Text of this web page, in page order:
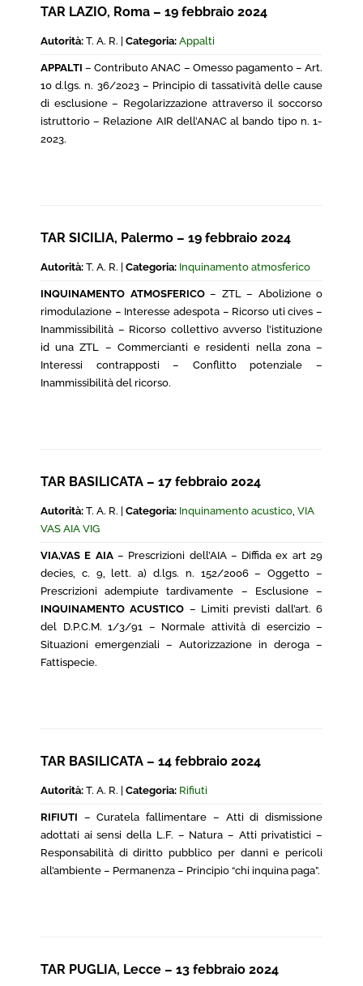
TAR LAZIO, Roma – 19 febbraio 2024
Autorità: T. A. R. | Categoria: Appalti
APPALTI – Contributo ANAC – Omesso pagamento – Art.
10 d.lgs. n. 36/2023 – Principio di tassatività delle cause
di esclusione – Regolarizzazione attraverso il soccorso
istruttorio – Relazione AIR dell’ANAC al bando tipo n. 1-
2023.
TAR SICILIA, Palermo – 19 febbraio 2024
Autorità: T. A. R. | Categoria: Inquinamento atmosferico
INQUINAMENTO ATMOSFERICO– ZTL – Abolizione o
rimodulazione – Interesse adespota – Ricorso uti cives –
Inammissibilità – Ricorso collettivo avverso l’istituzione
id una ZTL – Commercianti e residenti nella zona –
Interessi contrapposti – Conflitto potenziale –
Inammissibilità del ricorso.
TAR BASILICATA – 17 febbraio 2024
Autorità: T. A. R. | Categoria: Inquinamento acustico, VIA
VAS AIA VIG
VIA,VAS E AIA– Prescrizioni dell’AIA – Diffida ex art 29
decies, c. 9, lett. a) d.lgs. n. 152/2006 – Oggetto –
Prescrizioni adempiute tardivamente – Esclusione –
INQUINAMENTO ACUSTICO – Limiti previsti dall’art. 6
del D.P.C.M. 1/3/91 – Normale attività di esercizio –
Situazioni emergenziali – Autorizzazione in deroga –
Fattispecie.
TAR BASILICATA – 14 febbraio 2024
Autorità: T. A. R. | Categoria: Rifiuti
RIFIUTI – Curatela fallimentare – Atti di dismissione
adottati ai sensi della L.F. – Natura – Atti privatistici –
Responsabilità di diritto pubblico per danni e pericoli
all’ambiente – Permanenza – Principio “chi inquina paga”.
TAR PUGLIA, Lecce – 13 febbraio 2024